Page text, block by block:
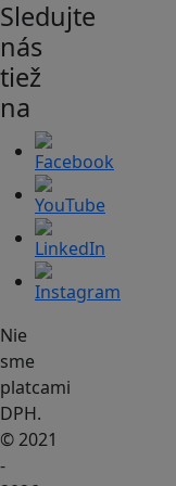
Sledujte
nás
tiež
na
Nie
sme
platcami
DPH.
© 2021
-